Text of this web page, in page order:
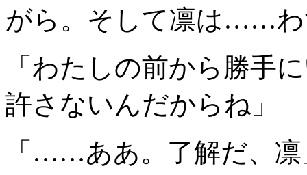
がら。そして凛は……わ
「わたしの前から勝手
許さないんだからね」
「……ああ。了解だ、凛